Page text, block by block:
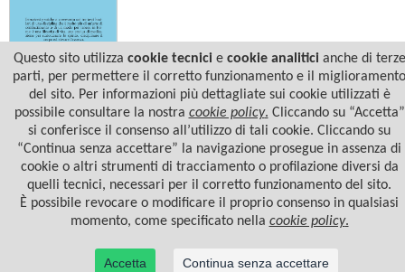
Waysun Liao
I CLASSICI DEL T'AI CHI
Questo sito utilizza cookie tecnicie cookie analiticianche di terze
parti, per permettere il corretto funzionamento e il miglioramento
del sito. Per informazioni più dettagliate sui cookie utilizzati è
possibile consultare la nostra cookie policy. Cliccando su “Accetta”
si conferisce il consenso all’utilizzo di tali cookie. Cliccando su
“Continua senza accettare” la navigazione prosegue in assenza di
cookie o altri strumenti di tracciamento o profilazione diversi da
quelli tecnici, necessari per il corretto funzionamento del sito.
È possibile revocare o modificare il proprio consenso in qualsiasi
momento, come specificato nella cookie policy.
Accetta Continua senza accettare